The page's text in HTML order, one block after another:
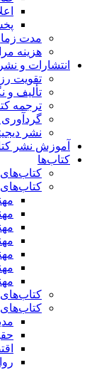
مدت
هزینه
انتشارات و
تقویت
تألیف و
ترجمه
گردآوری
نشر
آموزش نشر
کتاب‌ها
کتاب‌های